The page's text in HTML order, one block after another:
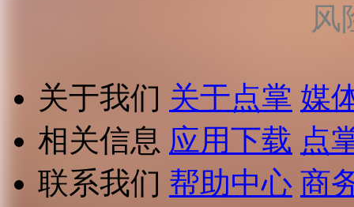
风
关于我们 关于点掌 媒
相关信息 应用下载 点
联系我们 帮助中心 商